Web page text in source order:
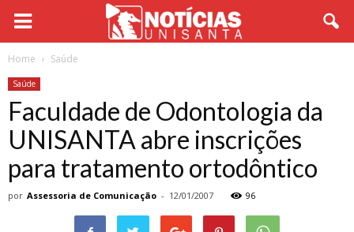
Home Saúde
Saúde
Faculdade de Odontologia da
UNISANTA abre inscrições
para tratamento ortodôntico
por Assessoria de Comunicação - 12/01/2007 96